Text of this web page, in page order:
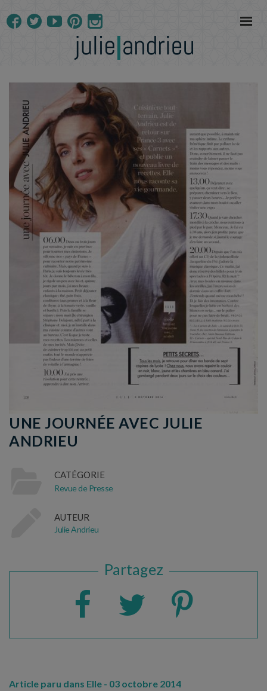
UNE JOURNÉE AVEC JULIE
ANDRIEU
CATÉGORIE
Revue de Presse
AUTEUR
Julie Andrieu
Partagez
Article paru dans Elle - 03 octobre 2014